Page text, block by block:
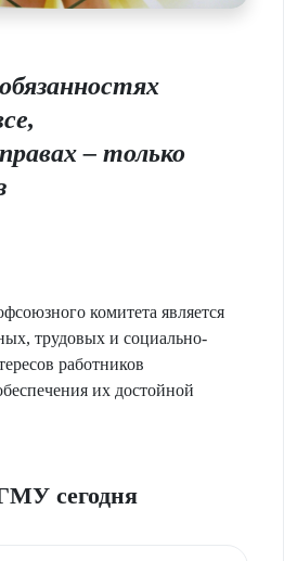
– только
комитета является
трудовых и социально-
работников
их достойной
сегодня